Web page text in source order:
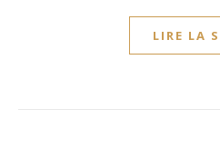
LIRE LA